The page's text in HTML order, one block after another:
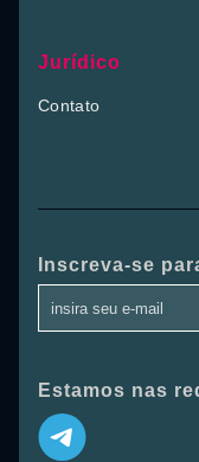
Jurídico
Contato
Inscreva-se
Estamos nas